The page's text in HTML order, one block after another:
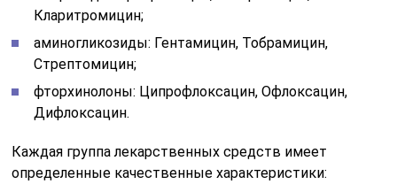
Кларитромицин;
аминогликозиды: Гентамицин, Тобрамицин,
Стрептомицин;
фторхинолоны: Ципрофлоксацин, Офлоксацин,
Дифлоксацин.
Каждая группа лекарственных средств имеет
определенные качественные характеристики: